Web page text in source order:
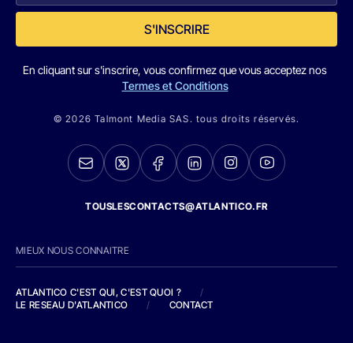
S'INSCRIRE
En cliquant sur s'inscrire, vous confirmez que vous acceptez nos
Termes et Conditions
© 2026 Talmont Media SAS. tous droits réservés.
TOUSLESCONTACTS@ATLANTICO.FR
MIEUX NOUS CONNAITRE
ATLANTICO C'EST QUI, C'EST QUOI ?
/
LE RESEAU D'ATLANTICO
/ CONTACT